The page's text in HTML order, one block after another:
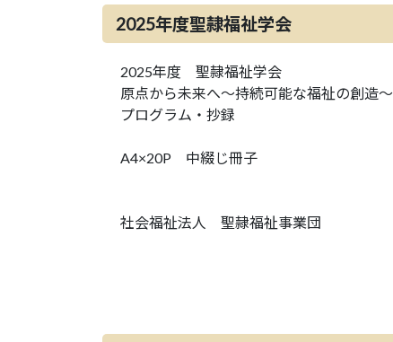
2025年度聖隷福祉学会
2025年度 聖隷福祉学会
原点から未来へ～持続可能な福祉の創造～
プログラム・抄録
A4×20P 中綴じ冊子
社会福祉法人 聖隷福祉事業団